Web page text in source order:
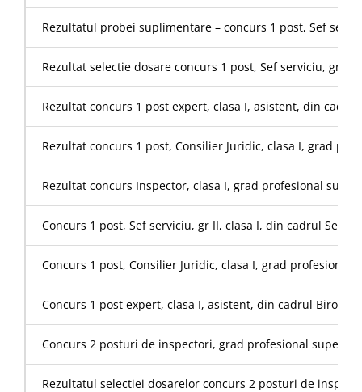
Rezultatul probei suplimentare – concurs 1 post, Sef
Rezultat selectie dosare concurs 1 post, Sef serviciu, gr
Rezultat concurs 1 post expert, clasa I, asistent, din
Rezultat concurs 1 post, Consilier Juridic, clasa I, grad
Rezultat concurs Inspector, clasa I, grad profesional
Concurs 1 post, Sef serviciu, gr II, clasa I, din cadrul
Concurs 1 post, Consilier Juridic, clasa I, grad
Concurs 1 post expert, clasa I, asistent, din cadrul
Concurs 2 posturi de inspectori, grad profesional superior
Rezultatul selectiei dosarelor concurs 2 posturi de